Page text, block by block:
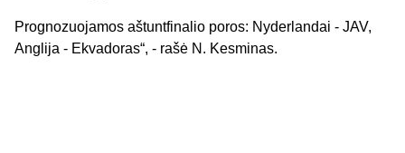
Prognozuojamos aštuntfinalio poros: Nyderlandai - JAV,
Anglija - Ekvadoras“, - rašė N. Kesminas.